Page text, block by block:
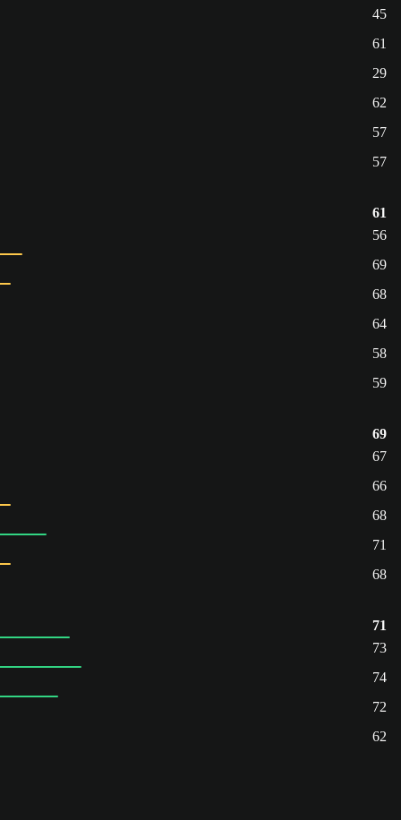
45
61
29
62
57
57
61
56
69
68
64
58
59
69
67
66
68
71
68
71
73
74
72
62